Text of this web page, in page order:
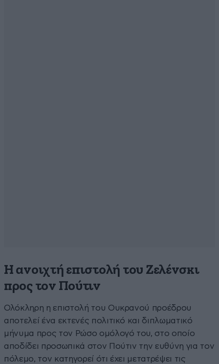
Η ανοιχτή επιστολή του Ζελένσκι
προς τον Πούτιν
Ολόκληρη η επιστολή του Ουκρανού προέδρου
αποτελεί ένα εκτενές πολιτικό και διπλωματικό
μήνυμα προς τον Ρώσο ομόλογό του, στο οποίο
αποδίδει προσωπικά στον Πούτιν την ευθύνη για τον
πόλεμο, τον κατηγορεί ότι έχει μετατρέψει τις